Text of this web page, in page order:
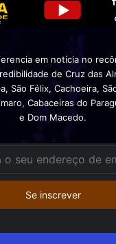
em notícia no
de Cruz das
São Félix, Cachoeira,
Cabaceiras do
e Dom Macedo.